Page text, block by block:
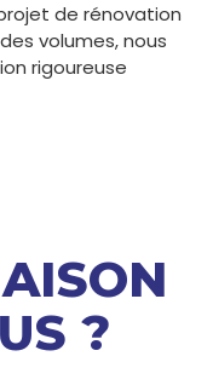
de rénovation
volumes, nous
rigoureuse
?